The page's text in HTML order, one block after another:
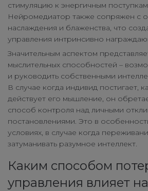
стимуляцию к энергичным
Нейромедиатор также сопряжен с
наслаждения и блаженства, что
управления интринсивно
Значительным аспектом
мыслительных способностей –
и руководить собственными
В случае когда индивид постигает,
действует его мышление, он
способ контроля над личными
постановлениями. Это в
условиях, в случае когда
затуманивать разумное интеллект.
Каким способом
управления влияет на